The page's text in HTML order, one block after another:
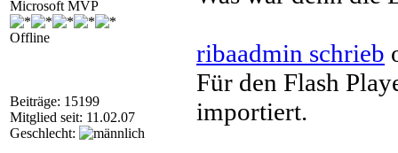
Microsoft MVP
Offline
Beiträge: 15199
Mitglied seit: 11.02.07
Geschlecht:
ribaadmin schrieb
Für den Flash
importiert.